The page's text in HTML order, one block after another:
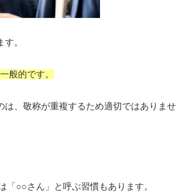
。
般的です。
は、敬称が重複するため適切ではありませ
「○○さん」と呼ぶ習慣もあります。